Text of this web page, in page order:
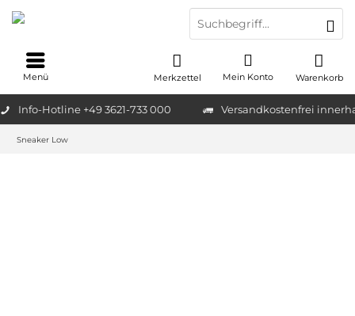
Info-Hotline +49 3621-733 000 Versandkostenfrei
Warenkorb
Merkzettel Mein Konto
Menü
Sneaker Low